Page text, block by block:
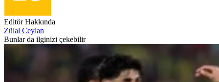
Editör Hakkında
Zülal Ceylan
Bunlar da ilginizi çekebilir